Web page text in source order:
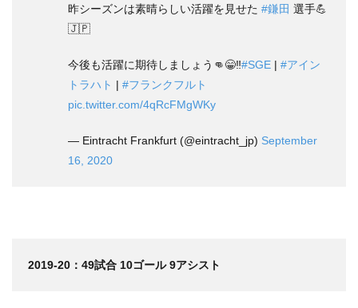
昨シーズンは素晴らしい活躍を見せた #鎌田 選手💪
🇯🇵
今後も活躍に期待しましょう👊😁‼️#SGE | #アイン
トラハト | #フランクフルト
pic.twitter.com/4qRcFMgWKy
— Eintracht Frankfurt (@eintracht_jp) September
16, 2020
2019-20：49試合 10ゴール 9アシスト